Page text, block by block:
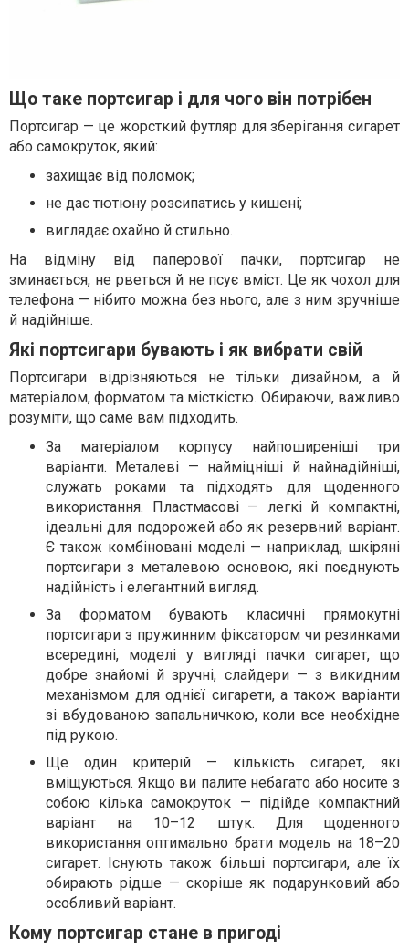
Що таке портсигар і для чого він потрібен
Портсигар — це жорсткий футляр для зберігання сигарет
або самокруток, який:
захищає від поломок;
не дає тютюну розсипатись у кишені;
виглядає охайно й стильно.
На відміну від паперової пачки, портсигар не
зминається, не рветься й не псує вміст. Це як чохол для
телефона — нібито можна без нього, але з ним зручніше
й надійніше.
Які портсигари бувають і як вибрати свій
Портсигари відрізняються не тільки дизайном, а й
матеріалом, форматом та місткістю. Обираючи, важливо
розуміти, що саме вам підходить.
За матеріалом корпусу найпоширеніші три
варіанти. Металеві — найміцніші й найнадійніші,
служать роками та підходять для щоденного
використання. Пластмасові — легкі й компактні,
ідеальні для подорожей або як резервний варіант.
Є також комбіновані моделі — наприклад, шкіряні
портсигари з металевою основою, які поєднують
надійність і елегантний вигляд.
За форматом бувають класичні прямокутні
портсигари з пружинним фіксатором чи резинками
всередині, моделі у вигляді пачки сигарет, що
добре знайомі й зручні, слайдери — з викидним
механізмом для однієї сигарети, а також варіанти
зі вбудованою запальничкою, коли все необхідне
під рукою.
Ще один критерій — кількість сигарет, які
вміщуються. Якщо ви палите небагато або носите з
собою кілька самокруток — підійде компактний
варіант на 10–12 штук. Для щоденного
використання оптимально брати модель на 18–20
сигарет. Існують також більші портсигари, але їх
обирають рідше — скоріше як подарунковий або
особливий варіант.
Кому портсигар стане в пригоді